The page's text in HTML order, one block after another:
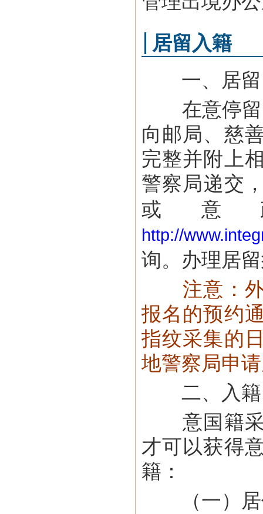
居留入籍
一、居留
在意停留
向邮局、慈
完整并附上
警察局递交
或意
http://
询。办理居
注意：
报名的预约
指纹采集的
地警察局申
二、入籍
意国籍采
才可以获得
籍：
（一）居